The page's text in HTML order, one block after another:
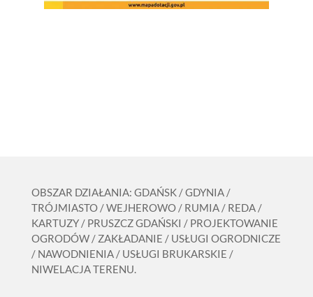
OBSZAR DZIAŁANIA: GDAŃSK / GDYNIA /
TRÓJMIASTO / WEJHEROWO / RUMIA / REDA /
KARTUZY / PRUSZCZ GDAŃSKI / PROJEKTOWANIE
OGRODÓW / ZAKŁADANIE / USŁUGI OGRODNICZE
/ NAWODNIENIA / USŁUGI BRUKARSKIE /
NIWELACJA TERENU.